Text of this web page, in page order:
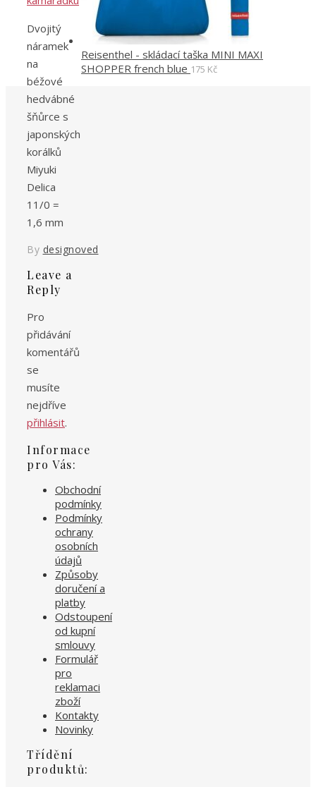
Dvojitý
náramek
na
béžové
hedvábné
šňůrce s
japonských
korálků
Miyuki
Delica
11/0 =
1,6 mm
By designoved
Leave a
Reply
Pro
přidávání
komentářů
se
musíte
nejdříve
přihlásit.
Reisenthel - skládací taška MINI MAXI
SHOPPER french blue 175 Kč
Informace
pro Vás:
Obchodní
podmínky
Podmínky
ochrany
osobních
údajů
Způsoby
doručení a
platby
Odstoupení
od kupní
smlouvy
Formulář
pro
reklamaci
zboží
Kontakty
Novinky
Třídění
produktů: